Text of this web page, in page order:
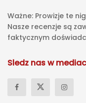
Ważne: Prowizje te
Nasze recenzje są
faktycznym
Sledz nas w